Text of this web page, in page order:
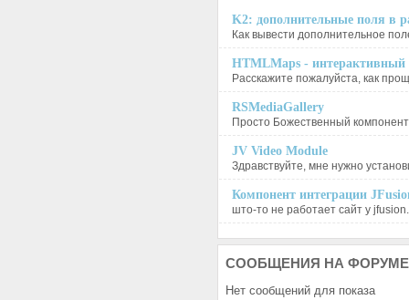
K2: дополнительные поля в
Как вывести дополнительное
HTMLMaps - интерактивный
Расскажите пожалуйста, как
RSMediaGallery
Просто Божественный
JV Video Module
Здравствуйте, мне нужно
Компонент интеграции
што-то не работает сайт у
СООБЩЕНИЯ НА ФОРУМЕ
Нет сообщений для показа